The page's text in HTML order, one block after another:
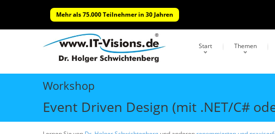
Mehr als 75.000 Teilnehmer in 30 Jahren
Start Themen
Workshop
Event Driven Design (mit .NET/C#